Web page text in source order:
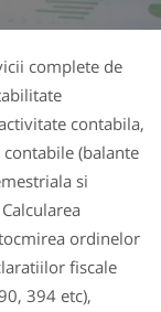
complete de
contabila,
(balante
si
ordinelor
fiscale
394 etc),